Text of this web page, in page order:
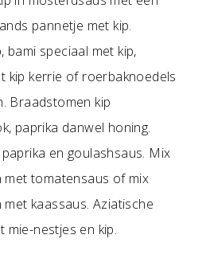
pannetje met kip.
bami speciaal met kip,
kip kerrie of roerbaknoedels
Braadstomen kip
paprika danwel honing.
en goulashsaus. Mix
met tomatensaus of mix
kaassaus. Aziatische
mie-nestjes en kip.